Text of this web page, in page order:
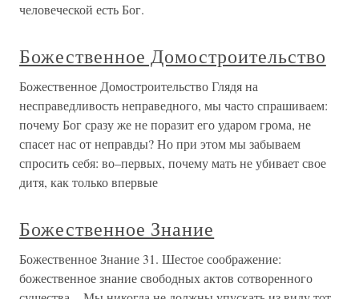
человеческой есть Бог.
Божественное Домостроительство
Божественное Домостроительство Глядя на
несправедливость неправедного, мы часто спрашиваем:
почему Бог сразу же не поразит его ударом грома, не
спасет нас от неправды? Но при этом мы забываем
спросить себя: во–первых, почему мать не убивает свое
дитя, как только впервые
Божественное Знание
Божественное Знание 31. Шестое соображение:
божественное знание свободных актов сотворенного